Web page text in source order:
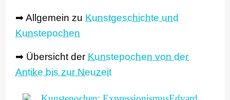
➡ Allgemein zu Kunstgeschichte und
Kunstepochen
➡ Übersicht der Kunstepochen von der
Antike bis zur Neuzeit